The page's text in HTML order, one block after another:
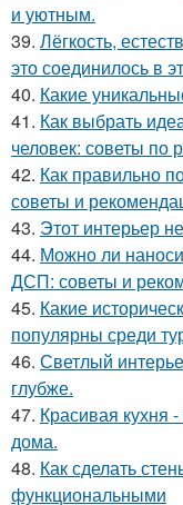
и уютным.
39. Лёгкость,
это соединилось в
40. Какие
41. Как выбрать
человек: советы по
42. Как правильно
советы и
43. Этот интерьер
44. Можно ли
ДСП: советы и
45. Какие
популярны среди
46. Светлый
глубже.
47. Красивая кухня
дома.
48. Как сделать
функциональными